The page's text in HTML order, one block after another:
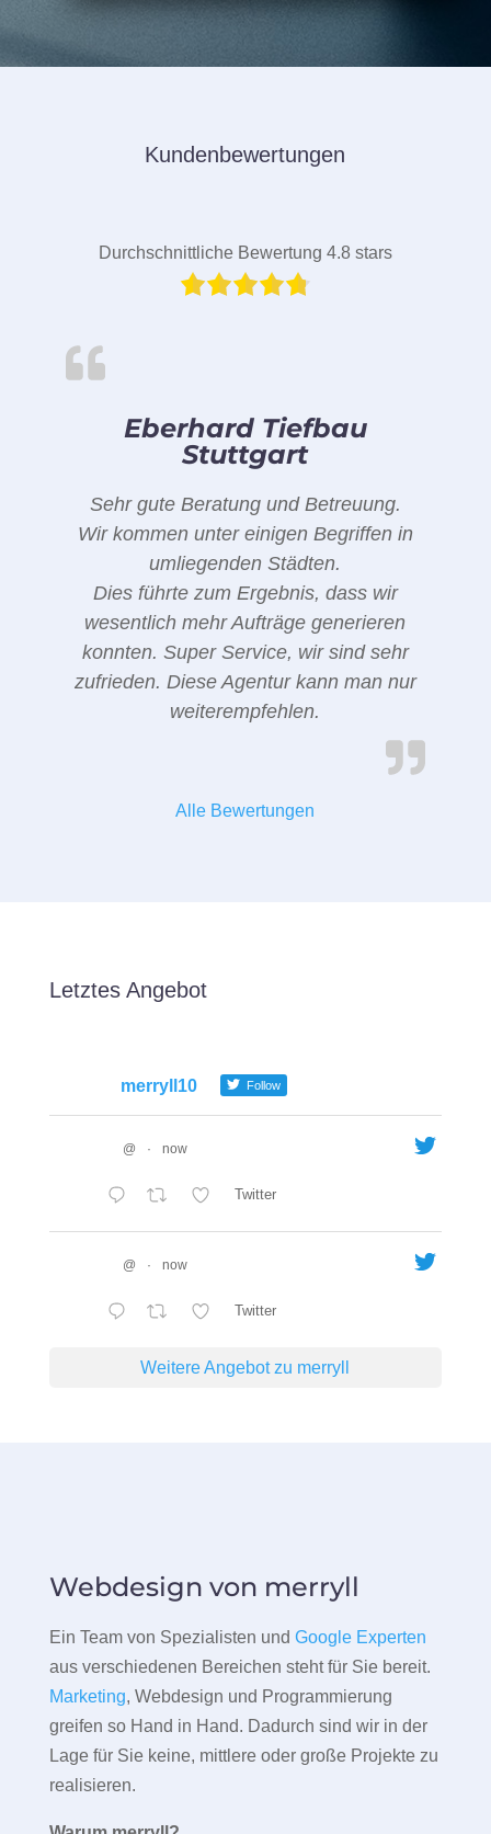
Kundenbewertungen
Durchschnittliche Bewertung 4.8 stars
Eberhard Tiefbau
Stuttgart
Sehr gute Beratung und Betreuung.
Wir kommen unter einigen Begriffen in
umliegenden Städten.
Dies führte zum Ergebnis, dass wir
wesentlich mehr Aufträge generieren
konnten. Super Service, wir sind sehr
zufrieden. Diese Agentur kann man nur
weiterempfehlen.
Alle Bewertungen
Letztes Angebot
merryll10 Follow
@ · now
Twitter
@ · now
Twitter
Weitere Angebot zu merryll
Webdesign von merryll
Ein Team von Spezialisten und Google Experten
aus verschiedenen Bereichen steht für Sie bereit.
Marketing, Webdesign und Programmierung
greifen so Hand in Hand. Dadurch sind wir in der
Lage für Sie keine, mittlere oder große Projekte zu
realisieren.